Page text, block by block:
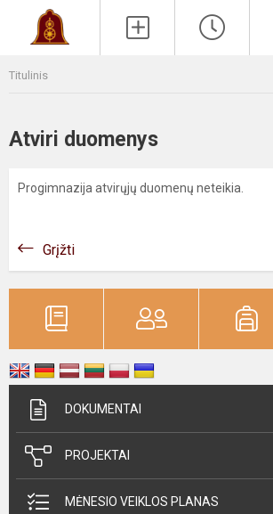
Titulinis
Atviri duomenys
Progimnazija atvirųjų duomenų neteikia.
Grįžti
DOKUMENTAI
PROJEKTAI
MĖNESIO VEIKLOS PLANAS